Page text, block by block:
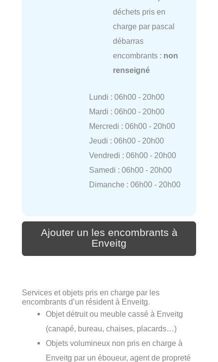
déchets pris en
charge par pascal
débarras
encombrants : non
renseigné
Lundi : 06h00 - 20h00
Mardi : 06h00 - 20h00
Mercredi : 06h00 - 20h00
Jeudi : 06h00 - 20h00
Vendredi : 06h00 - 20h00
Samedi : 06h00 - 20h00
Dimanche : 06h00 - 20h00
Ajouter un les encombrants à
Enveitg
Services et objets pris en charge par les
encombrants d’un résident à Enveitg.
Objet détruit ou meuble cassé à Enveitg
(canapé, bureau, chaises, placards…)
Objets volumineux non pris en charge à
Enveitg par un éboueur, agent de propreté